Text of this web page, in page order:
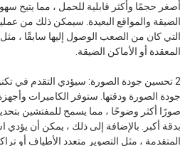
أصغر حجمًا وأكثر قابلية للحمل ، مما يتيح
الضيقة والمواقع البعيدة. سيمكن ذلك من
التي كان من الصعب الوصول إليها سابقًا ، مثل
المعقدة أو الأماكن الضيقة.
2 تحسين جودة الصورة: سيؤدي التقدم في
جودة الصورة ودقتها. ستوفر الكاميرات
صورًا أكثر وضوحًا ، مما يسمح للمفتشين
بدقة أكبر. بالإضافة إلى ذلك ، يمكن أن يؤدي
المتقدمة ، مثل التصوير متعدد الأطياف أو